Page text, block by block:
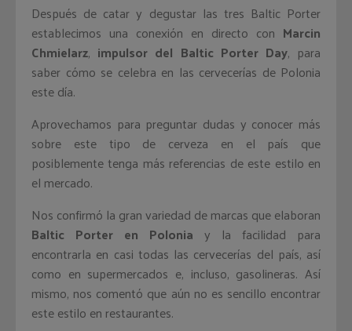
Después de catar y degustar las tres Baltic Porter
establecimos una conexión en directo con Marcin
Chmielarz, impulsor del Baltic Porter Day, para
saber cómo se celebra en las cervecerías de Polonia
este día.
Aprovechamos para preguntar dudas y conocer más
sobre este tipo de cerveza en el país que
posiblemente tenga más referencias de este estilo en
el mercado.
Nos confirmó la gran variedad de marcas que elaboran
Baltic Porter en Polonia y la facilidad para
encontrarla en casi todas las cervecerías del país, así
como en supermercados e, incluso, gasolineras. Así
mismo, nos comentó que aún no es sencillo encontrar
este estilo en restaurantes.